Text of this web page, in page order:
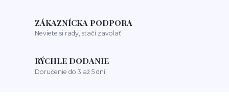
ZÁKAZNÍCKA PODPORA
Neviete si rady, stačí zavolať
RÝCHLE DODANIE
Doručenie do 3 až 5 dní